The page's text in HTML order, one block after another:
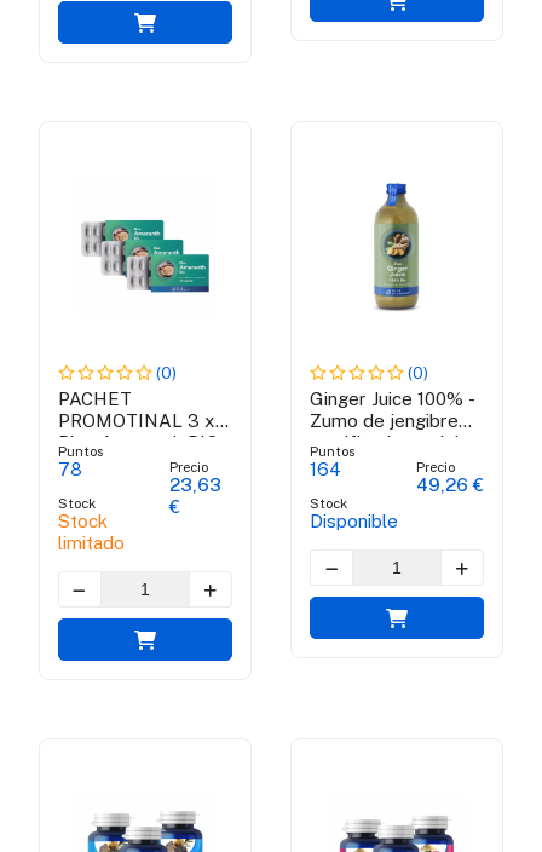
(0)
PACHET
PROMOTINAL 3 x
Blue Amaranth BIO
Puntos
78
Stock
Stock
limitado
Precio
23,63
€
(0)
Ginger Juice 100% -
Zumo de jengibre
certificado orgánico
Puntos
164
Stock
Disponible
Precio
49,26 €